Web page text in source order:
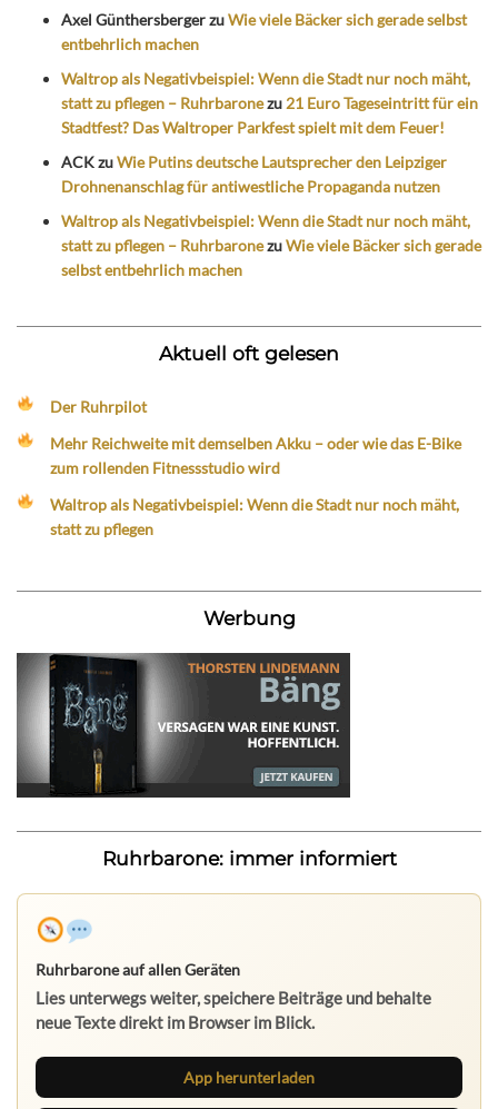
Axel GünthersbergerzuWie viele Bäcker sich gerade selbst
entbehrlich machen
Waltrop als Negativbeispiel: Wenn die Stadt nur noch mäht,
statt zu pflegen – Ruhrbaronezu 21 Euro Tageseintritt für ein
Stadtfest? Das Waltroper Parkfest spielt mit dem Feuer!
ACKzuWie Putins deutsche Lautsprecher den Leipziger
Drohnenanschlag für antiwestliche Propaganda nutzen
Waltrop als Negativbeispiel: Wenn die Stadt nur noch mäht,
statt zu pflegen – RuhrbaronezuWie viele Bäcker sich gerade
selbst entbehrlich machen
Aktuell oft gelesen
Der Ruhrpilot
Mehr Reichweite mit demselben Akku – oder wie das E-Bike
zum rollenden Fitnessstudio wird
Waltrop als Negativbeispiel: Wenn die Stadt nur noch mäht,
statt zu pflegen
Werbung
Ruhrbarone: immer informiert
Ruhrbarone auf allen Geräten
Lies unterwegs weiter, speichere Beiträge und behalte
neue Texte direkt im Browser im Blick.
App herunterladen